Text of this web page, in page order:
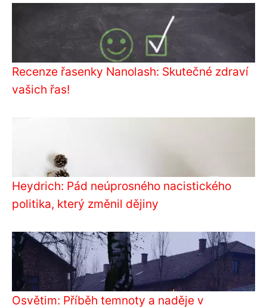
Recenze řasenky Nanolash: Skutečné zdraví
vašich řas!
Heydrich: Pád neúprosného nacistického
politika, který změnil dějiny
Osvětim: Příběh temnoty a naděje v